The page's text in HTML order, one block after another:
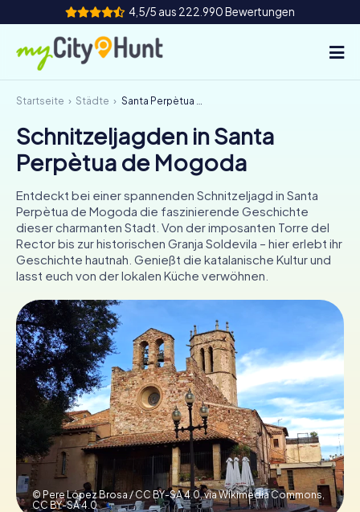
4,5/5 aus 222.990 Bewertungen
So funktioniert's
Städte
Touren
Teamevent
Tickets
ES
UK
IT
NL
Tickets buchen
Gutscheine bestellen
Startseite Städte Santa Perpètua de Mogoda
Schnitzeljagden in Santa
Perpètua de Mogoda
Entdeckt bei einer spannenden Schnitzeljagd in Santa
Perpètua de Mogoda die faszinierende Geschichte
dieser charmanten Stadt. Von der imposanten Torre del
Rector bis zur historischen Granja Soldevila – hier erlebt ihr
Geschichte hautnah. Genießt die katalanische Kultur und
lasst euch von der lokalen Küche verwöhnen.
© Pere López Brosa / CC BY-SA 4.0, via Wikimedia Commons,
CC BY-SA 4.0